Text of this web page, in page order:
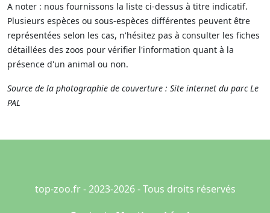
A noter : nous fournissons la liste ci-dessus à titre indicatif.
Plusieurs espèces ou sous-espèces différentes peuvent être
représentées selon les cas, n'hésitez pas à consulter les fiches
détaillées des zoos pour vérifier l'information quant à la
présence d'un animal ou non.
Source de la photographie de couverture : Site internet du parc Le
PAL
top-zoo.fr - 2023-2026 - Tous droits réservés